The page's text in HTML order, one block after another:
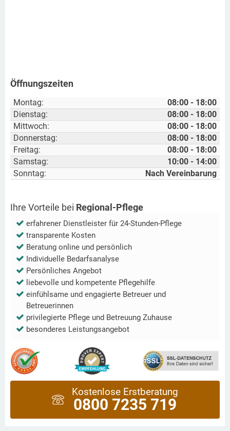
Öffnungszeiten
Montag:
08:00 - 18:00
Dienstag:
08:00 - 18:00
Mittwoch:
08:00 - 18:00
Donnerstag:
08:00 - 18:00
Freitag:
08:00 - 18:00
Samstag:
10:00 - 14:00
Sonntag:
Nach Vereinbarung
Ihre Vorteile bei Regional-Pflege
erfahrener Dienstleister für 24-Stunden-Pflege
transparente Kosten
Beratung online und persönlich
Individuelle Bedarfsanalyse
Persönliches Angebot
liebevolle und kompetente Pflegehilfe
einfühlsame und engagierte Betreuer und
Betreuerinnen
privilegierte Pflege und Betreuung Zuhause
besonderes Leistungsangebot
Kostenlose Erstberatung
0800 7235 719